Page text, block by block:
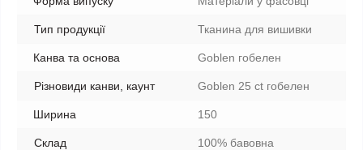
Тип продукції Тканина для вишивки
Канва та основа Goblen гобелен
Різновиди канви, каунт Goblen 25 ct гобелен
Ширина 150
Склад 100% бавовна